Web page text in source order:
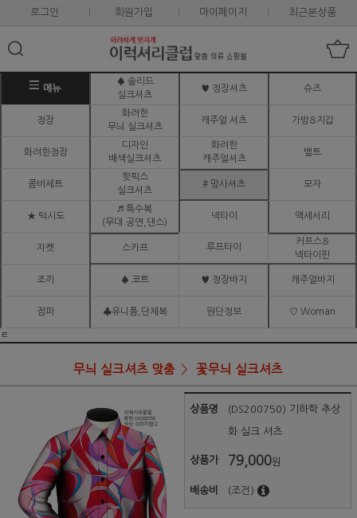
로그인 회원가입 마이페이지 최근본상품
메뉴
♠ 솔리드
실크셔츠
♥ 정장셔츠 슈즈
정장
화려한
무늬 실크셔츠
캐주얼 셔츠 가방&지갑
화려한정장
디자인
배색실크셔츠
화려한
캐주얼셔츠
벨트
콤비세트
핫픽스
실크셔츠
# 망사셔츠 모자
★ 턱시도
♬ 특수복
(무대.공연,댄스)
넥타이 액세서리
자켓 스카프 루프타이
커프스&
넥타이핀
조끼 ♠ 코트 ♥ 정장바지 캐주얼바지
점퍼 ♣유니폼,단체복 원단정보 ♡ Woman
ㅌ
무늬 실크셔츠 맞춤 꽃무늬 실크셔츠
상품명 (DS200750) 기하학 추상
화 실크 셔츠
상품가 79,000원
배송비 (조건)